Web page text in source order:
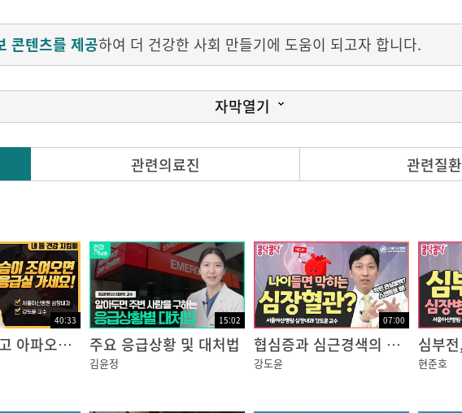
콘텐츠를 제공하여 더 건강한 사회 만들기에 도움이 되고자 합니다.
자막열기
조는 필요한가요?
회복을 오히려 더디게 만듭니다.
동과 함께 목, 어깨 통증 예방체조를 매일 시행하는 것이 도움이 됩니다.
관련의료진 관련질환
40:33
가슴이 조이고 아파오는 협심증과 심근경색증, 꼭 병원을 찾으셔야 합니다!
15:02
주요 응급상황 및 대처법
김윤정
07:00
협심증과 심근경색의 원인, 관상동맥 질환! 스텐트 시술로...?
강도윤 현준호